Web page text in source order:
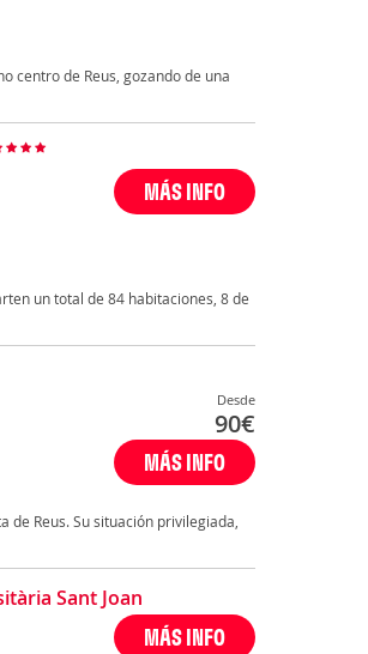
centro de Reus, gozando de una
MÁS INFO
un total de 84 habitaciones, 8 de
Desde
90€
MÁS INFO
de Reus. Su situación privilegiada,
Sant Joan
MÁS INFO